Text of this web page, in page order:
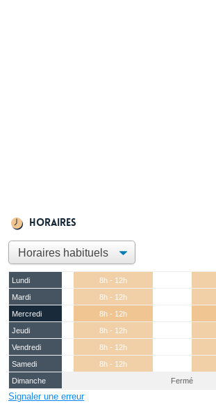
Horaires
Lundi 8h - 12h
Mardi
8h - 12h
Mercredi
8h - 12h
Jeudi
8h - 12h
Vendredi
8h - 12h
Samedi
8h - 12h
Dimanche
Fermé
Signaler une erreur